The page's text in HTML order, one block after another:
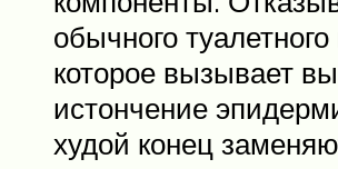
обычного
которое вызывает
истончение
худой конец